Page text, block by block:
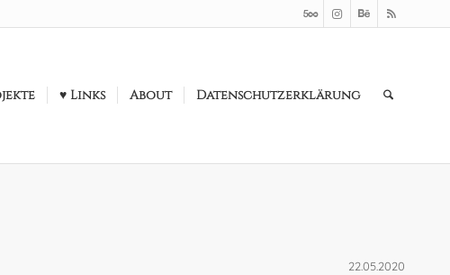
♥ Links About Datenschutzerklärung
22.05.2020